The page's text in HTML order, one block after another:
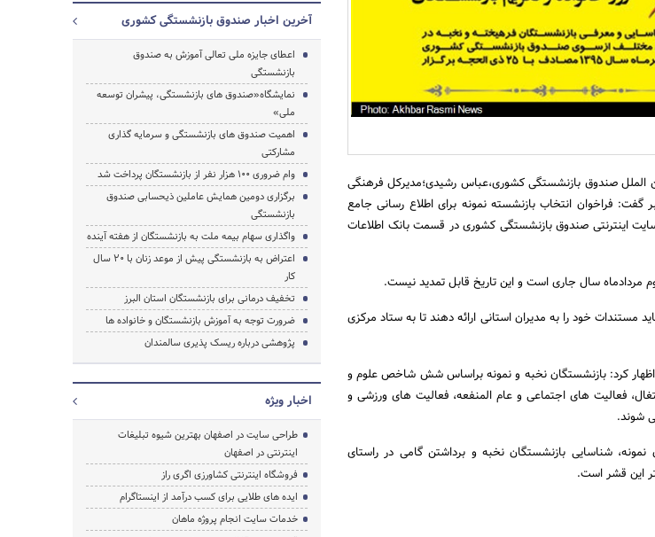
جستجو
الملل صندوق بازنشستگی کشوری،عباس رشیدی؛مدیرکل فرهنگی
فراخوان انتخاب بازنشسته نمونه برای اطلاع رسانی جامع
اینترنتی صندوق بازنشستگی کشوری در قسمت بانک اطلاعات
سال جاری است و این تاریخ قابل ‏تمدید نیست.‏
مستندات خود را به مدیران استانی ارائه ‏دهند تا به ستاد مرکزی
کرد: بازنشستگان نخبه و نمونه براساس شش شاخص علوم و
فعالیت های اجتماعی و عام المنفعه، فعالیت های ورزشی و
شوند.‏
شناسایی بازنشستگان نخبه و برداشتن ‏گامی در راستای
این قشر است.‏
آخرین اخبار صندوق بازنشستگی کشوری
اعطای جایزه ملی تعالی آموزش به صندوق
بازنشستگی
نمایشگاه«صندوق های بازنشستگی، پیشران توسعه
ملی»
اهمیت صندوق های بازنشستگی و سرمایه گذاری
مشارکتی
وام ضروری ۱۰۰ هزار نفر از بازنشستگان پرداخت شد
برگزاری دومین همایش عاملین ذیحسابی صندوق
بازنشستگی
واگذاری سهام بیمه ملت به بازنشستگان از هفته آینده
اعتراض به بازنشستگی پیش از موعد زنان با ۲۰ سال
کار
تخفیف درمانی برای بازنشستگان استان البرز
ضرورت توجه به آموزش بازنشستگان و خانواده ها
پژوهشی درباره ریسک پذیری سالمندان
اخبار ویژه
طراحی سایت در اصفهان بهترین شیوه تبلیغات
اینترنتی در اصفهان
فروشگاه اینترنتی کشاورزی اگری راز
ایده های طلایی برای کسب درآمد از اینستاگرام
خدمات سایت انجام پروژه ماهان